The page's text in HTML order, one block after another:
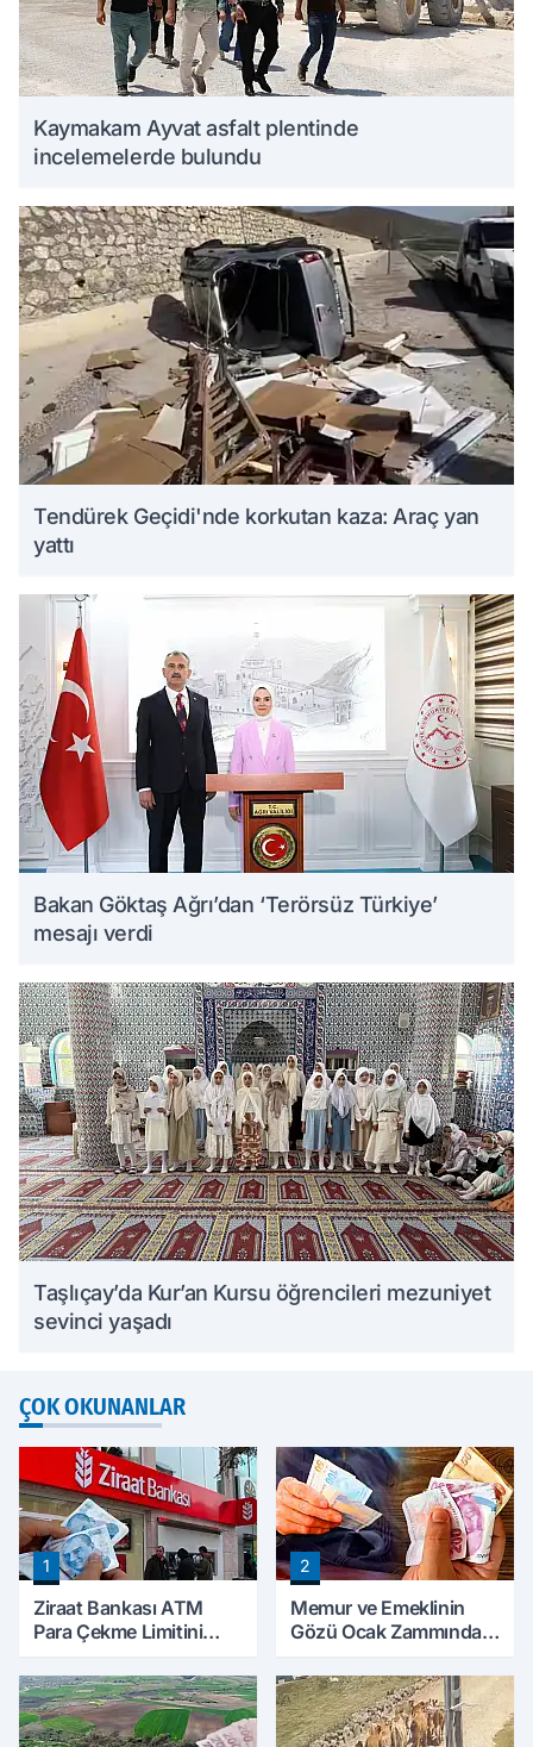
Kaymakam Ayvat asfalt plentinde
incelemelerde bulundu
Tendürek Geçidi'nde korkutan kaza: Araç yan
yattı
Bakan Göktaş Ağrı’dan ‘Terörsüz Türkiye’
mesajı verdi
Taşlıçay’da Kur’an Kursu öğrencileri mezuniyet
sevinci yaşadı
ÇOK OKUNANLAR
1
Ziraat Bankası ATM
Para Çekme Limitini
Limit 30 Bin TL Oldu
2
Memur ve Emeklinin
Gözü Ocak Zammında:
Olmaya Başladı